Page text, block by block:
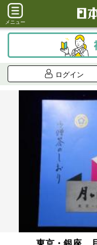
メニュー
ログイン